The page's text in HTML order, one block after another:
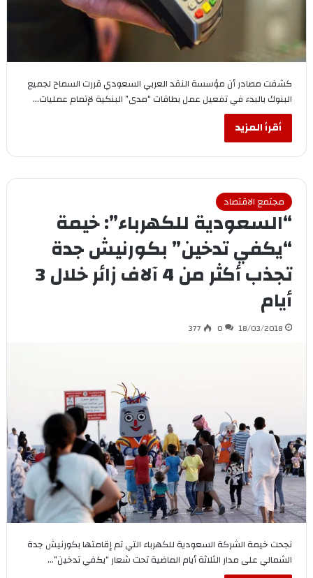
كشفت مصادر أن مؤسسة النقد العربي السعودي قررت السماح لجميع
البنوك بالبدء في تفعيل عمل بطاقات “مدى” البنكية لإتمام عمليات…
أقرأ المزيد
مجتمع الاقتصاد
“السعودية للكهرباء”: خيمة
“يكفي تدخين” بكورنيش جدة
تجذب أكثر من 4 آلاف زائر خلال 3
أيام
18/03/2018
0
377
نجحت خيمة الشركة السعودية للكهرباء التي تم إقامتها بكورنيش جدة
الشمالي على مدار الثلاثة أيام الماضية تحت شعار “يكفي تدخين”…